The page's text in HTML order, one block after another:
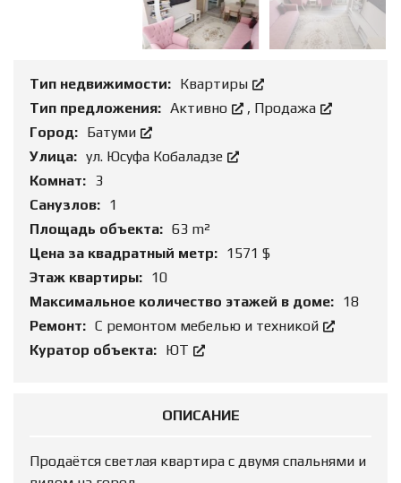
Тип недвижимости: Квартиры
Тип предложения: Активно , Продажа
Город: Батуми
Улица: ул. Юсуфа Кобаладзе
Комнат: 3
Санузлов: 1
Площадь объекта: 63 m²
Цена за квадратный метр: 1571 $
Этаж квартиры: 10
Максимальное количество этажей в доме: 18
Ремонт: С ремонтом мебелью и техникой
Куратор объекта: ЮТ
ОПИСАНИЕ
Продаётся светлая квартира с двумя спальнями и